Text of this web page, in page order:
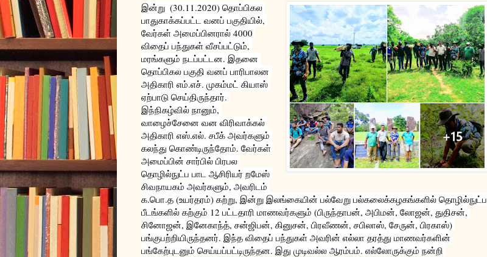
இன்று  (30.11.2020) தொப்பிகல
பாதுகாக்கப்பட்ட வனப் பகுதியில்,
வேர்கள் அமைப்பினரால் 4000
விதைப் பந்துகள் வீசப்பட்டும்,
மரங்களும் நடப்பட்டன. இதனை
தொப்பிகல பகுதி வனப் பாரிபாலன
அதிகாரி எம்.எச். முகம்மட் கியாஸ்
ஏற்பாடு செய்திருந்தார்.
இந்நிகழ்வில் நானும்,
வாழைச்சேனை வன விரிவாக்கல்
அதிகாரி எஸ்.எல். சபீக் அவர்களும்
கலந்து கொண்டிருந்தோம். வேர்கள்
அமைப்பின் சார்பில் பிரபல
தொழில்நுட்ப பாட ஆசிரியர் றமேஸ்
சிவநாயகம் அவர்களும், அவரிடம்
க.பொ.த (உயர்தரம்) கற்று, இன்று இலங்கையின் பல்வேறு பல்கலைக்கழகங்களில் தொழில்நுட்ப
பீடங்களில் கற்கும் 12 பட்டதாரி மாணவர்களும் (பிருந்தாபன், அபிமன், லோஜன், துதிசன்,
சினோஜன், இனேகாந்த், சன்ஜிபன், கினுசன், பிரவீணன், சபிலாஸ், சேருன், பிரகாஸ்)
பங்குபற்றியிருந்தனர். இந்த விதைப் பந்துகள் அவரின் எல்லா தரத்து மாணவர்களின்
பங்கேற்புடனும் செய்யப்பட்டிருந்தன. இது முடிவல்ல ஆரம்பம். எல்லோருக்கும் நன்றி